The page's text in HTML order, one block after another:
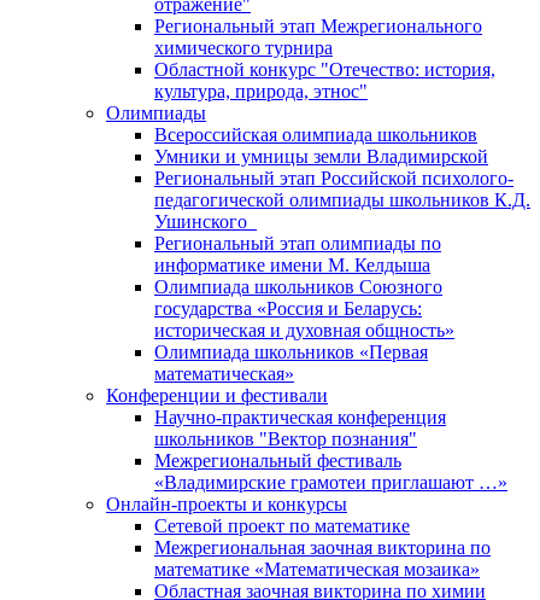
отражение"
Региональный этап Межрегионального
химического турнира
Областной конкурс "Отечество: история,
культура, природа, этнос"
Олимпиады
Всероссийская олимпиада школьников
Умники и умницы земли Владимирской
Региональный этап Российской психолого-
педагогической олимпиады школьников К.Д.
Ушинского
Региональный этап олимпиады по
информатике имени М. Келдыша
Олимпиада школьников Союзного
государства «Россия и Беларусь:
историческая и духовная общность»
Олимпиада школьников «Первая
математическая»
Конференции и фестивали
Научно-практическая конференция
школьников "Вектор познания"
Межрегиональный фестиваль
«Владимирские грамотеи приглашают …»
Онлайн-проекты и конкурсы
Сетевой проект по математике
Межрегиональная заочная викторина по
математике «Математическая мозаика»
Областная заочная викторина по химии